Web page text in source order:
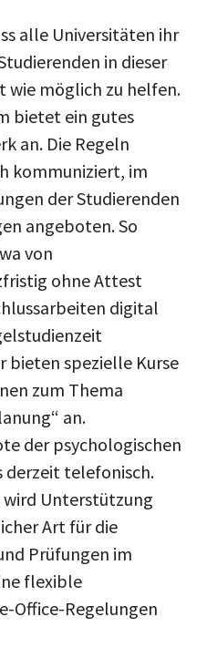
alle Universitäten ihr
in dieser
wie möglich zu helfen.
bietet ein gutes
an. Die Regeln
kommuniziert, im
der Studierenden
angeboten. So
von
ohne Attest
digital
bieten spezielle Kurse
zum Thema
an.
der psychologischen
derzeit telefonisch.
wird Unterstützung
Art für die
Prüfungen im
flexible
Office-Regelungen